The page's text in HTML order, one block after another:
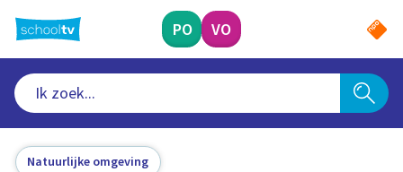
naar
hoofdinhoud
PO VO
Natuurlijke omgeving